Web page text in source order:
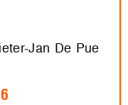
Jan De Pue